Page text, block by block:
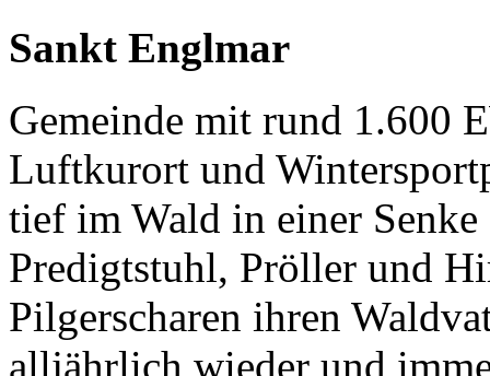
Sankt Englmar
Gemeinde mit rund 1.600
Luftkurort und
tief im Wald in einer
Predigtstuhl, Pröller und
Pilgerscharen ihren
alljährlich wieder und